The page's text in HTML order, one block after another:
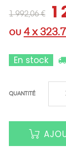
1 992,06 € 1
ou 4 x
En stock
QUANTITÉ